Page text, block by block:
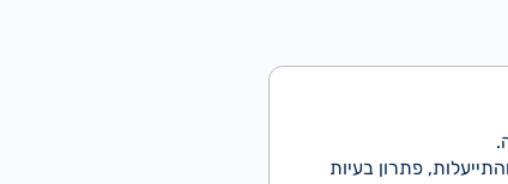
פתרון בעיות